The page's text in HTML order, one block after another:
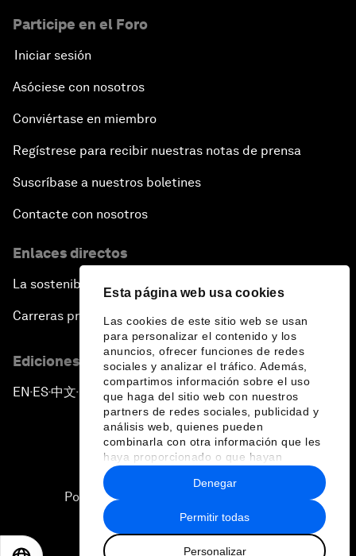
Esta página web usa cookies
Las cookies de este sitio web se usan
para personalizar el contenido y los
anuncios, ofrecer funciones de redes
sociales y analizar el tráfico. Además,
compartimos información sobre el uso
que haga del sitio web con nuestros
partners de redes sociales, publicidad y
análisis web, quienes pueden
combinarla con otra información que les
haya proporcionado o que hayan
recopilado a partir del uso que haya
hecho de sus servicios.
Permitir todas
Personalizar
Denegar
Participe en el Foro
Iniciar sesión
Asóciese con nosotros
Conviértase en miembro
Regístrese para recibir nuestras notas de prensa
Suscríbase a nuestros boletines
Contacte con nosotros
Enlaces directos
La sostenibilidad en el Foro
Carreras profesionales
Ediciones en otros idiomas
EN ▪ES▪中文▪ 日本語
Política de privacidad y normas de uso
Sitemap